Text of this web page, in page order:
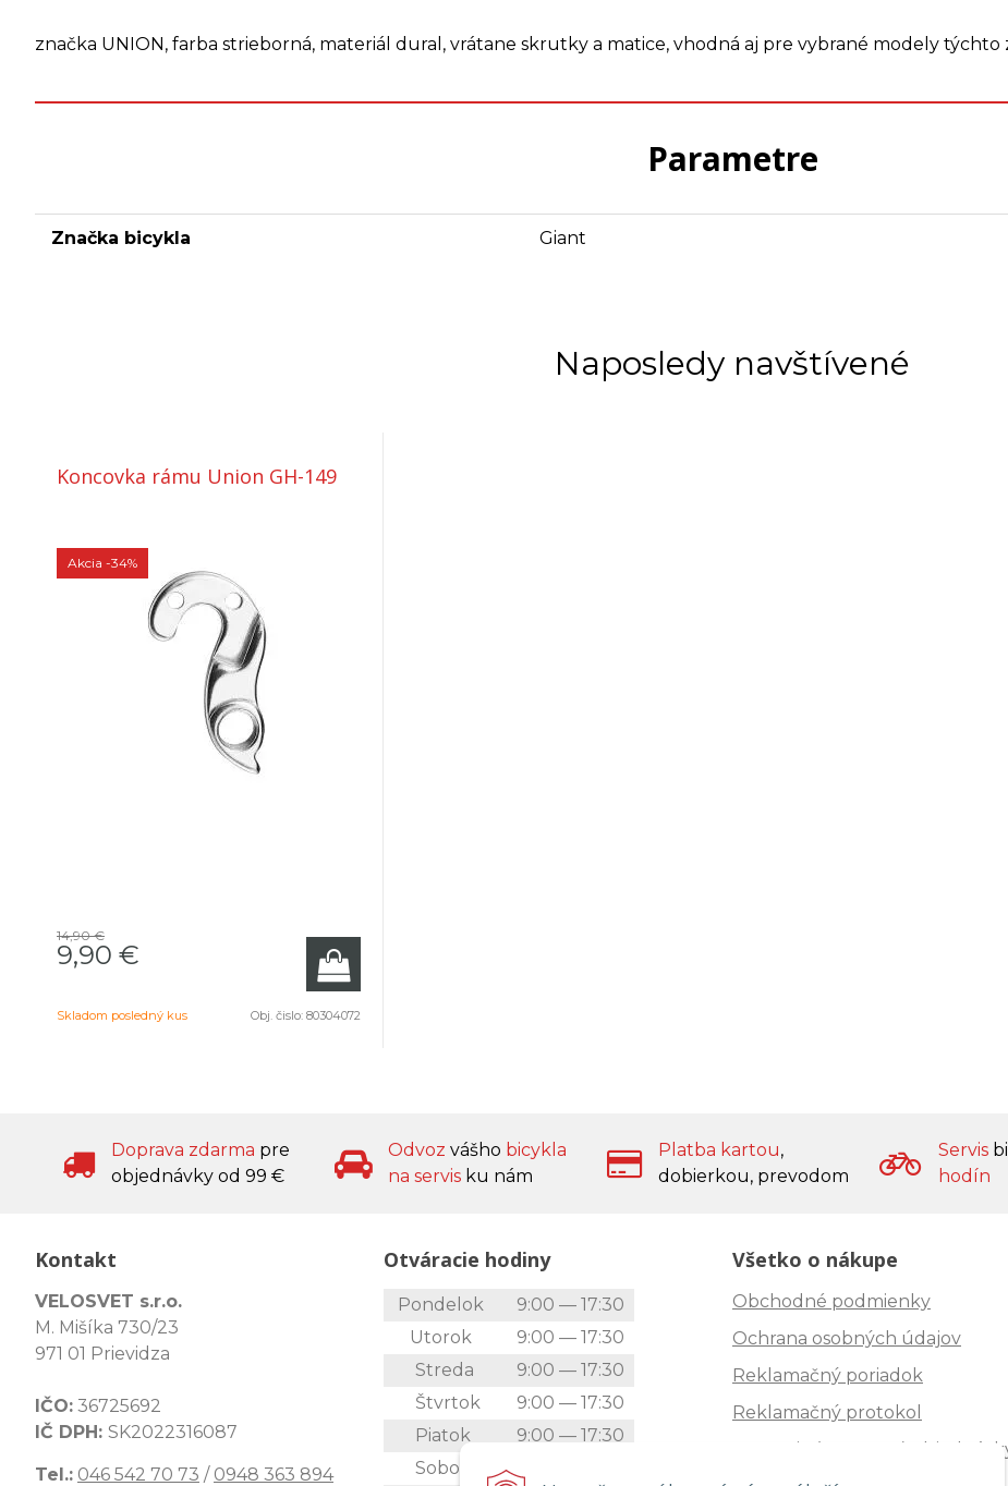
značka UNION, farba strieborná, materiál dural, vrátane skrutky a matice, vhodná aj pre vybrané modely týchto
Parametre
Značka bicykla Giant
Naposledy navštívené
Koncovka rámu Union GH-149
Akcia -34%
14,90 €
9,90 €
Skladom posledný kus Obj. čislo: 80304072
Doprava zdarma pre
objednávky od 99 €
Odvoz vášho bicykla
na servis ku nám
Platba kartou,
dobierkou, prevodom
Servis
hodín
Kontakt
VELOSVET s.r.o.
M. Mišíka 730/23
971 01 Prievidza
IČO: 36725692
IČ DPH: SK2022316087
Tel.: 046 542 70 73 / 0948 363 894
Otváracie hodiny
Pondelok
9:00 — 17:30
Utorok
9:00 — 17:30
Streda
9:00 — 17:30
Štvrtok
9:00 — 17:30
Piatok
9:00 — 17:30
Sobota
9:00 — 12:00
Všetko o nákupe
Obchodné podmienky
Ochrana osobných údajov
Reklamačný poriadok
Reklamačný protokol
Zrušenie (STORNO)